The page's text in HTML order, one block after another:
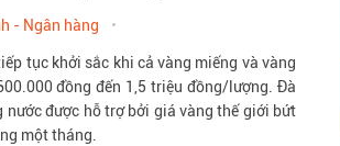
- Ngân hàng
tục khởi sắc khi cả vàng miếng và vàng
đồng đến 1,5 triệu đồng/lượng. Đà
được hỗ trợ bởi giá vàng thế giới bứt
một tháng.